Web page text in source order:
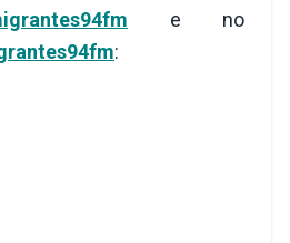
e no
: